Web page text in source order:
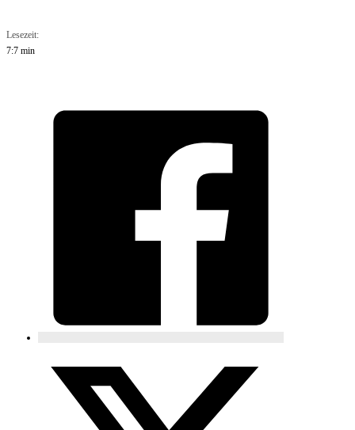
Lesezeit:
7:7 min